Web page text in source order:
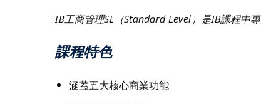
IB工商管理SL（Standard Level）是IB課程中
課程特色
涵蓋五大核心商業功能